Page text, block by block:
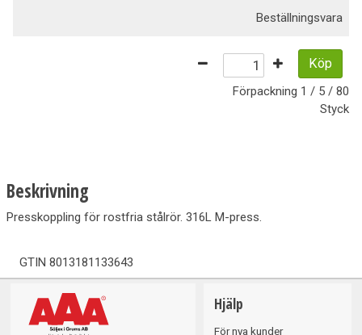
Beställningsvara
Köp
Förpackning 1 / 5 / 80
Styck
Beskrivning
Presskoppling för rostfria stålrör. 316L M-press.
GTIN 8013181133643
Hjälp
För nya kunder